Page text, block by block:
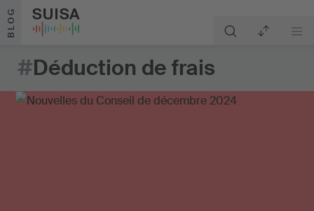
Aller au contenu
BLOG
#Déduction de frais